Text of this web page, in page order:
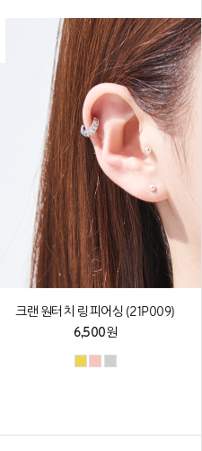
크랜 원터치 링 피어싱 (21P009)
6,500원